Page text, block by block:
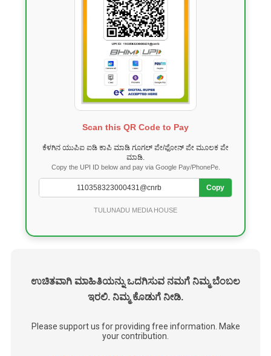
Scan this QR Code to Pay
ಕೆಳಗಿನ ಯುಪಿಐ ಐಡಿ ಕಾಪಿ ಮಾಡಿ ಗೂಗಲ್ ಪೇ/ಫೋನ್ ಪೇ ಮೂಲಕ ಪೇ
ಮಾಡಿ.
Copy the UPI ID below and pay via Google Pay/PhonePe.
Copy
TULUNADU MEDIA HOUSE
ಉಚಿತವಾಗಿ ಮಾಹಿತಿಯನ್ನು ಒದಗಿಸುವ ನಮಗೆ ನಿಮ್ಮ ಬೆಂಬಲ
ಇರಲಿ. ನಿಮ್ಮ ಕೊಡುಗೆ ನೀಡಿ.
Please support us for providing free information. Make
your contribution.